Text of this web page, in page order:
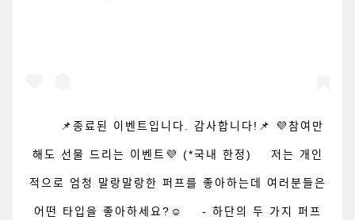
⠀ ⠀ 📌종료된 이벤트입니다. 감사합니다!📌 💜참여만
해도 선물 드리는 이벤트💜 (*국내 한정) ⠀ 저는 개인
적으로 엄청 말랑말랑한 퍼프를 좋아하는데 여러분들은
어떤 타입을 좋아하세요?☺️ ⠀ - 하단의 두 가지 퍼프